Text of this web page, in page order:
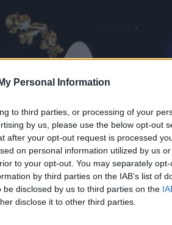
Personal Information
to third parties, or processing of your
by us, please use the below opt-out
after your opt-out request is processed
on personal information utilized by us
to your opt-out. You may separately
by third parties on the IAB’s list of
disclosed by us to third parties on the
disclose it to other third parties.